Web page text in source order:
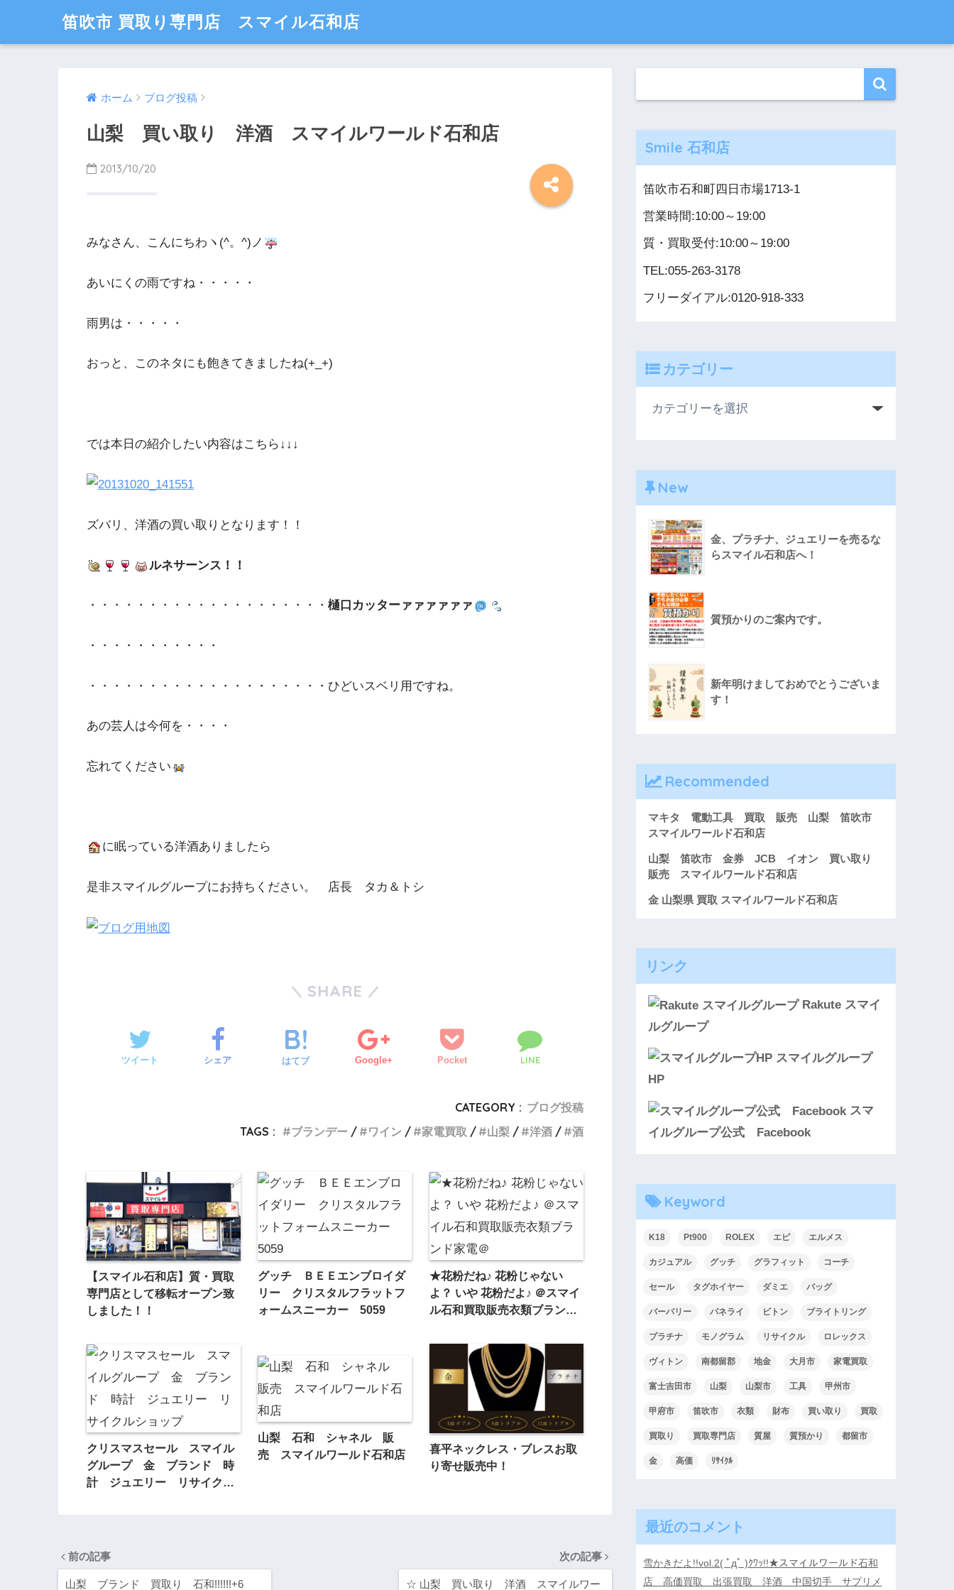
笛吹市 買取り専門店 スマイル石和店
ホーム ブログ投稿
山梨 買い取り 洋酒 スマイルワールド石和店
2013/10/20
みなさん、こんにちわヽ(^。^)ノ
あいにくの雨ですね・・・・・
雨男は・・・・・
おっと、このネタにも飽きてきましたね(+_+)
では本日の紹介したい内容はこちら↓↓↓
ズバリ、洋酒の買い取りとなります！！
ルネサーンス！！
・・・・・・・・・・・・・・・・・・・・ 樋口カッターァァァァァァ
・・・・・・・・・・・
・・・・・・・・・・・・・・・・・・・・ひどいスベリ用ですね。
あの芸人は今何を・・・・
忘れてください
に眠っている洋酒ありましたら
是非スマイルグループにお持ちください。 店長 タカ＆トシ
SHARE
ツイート シェア はてブ Google+ Pocket LINE
CATEGORY : ブログ投稿
TAGS :
ブランデー ワイン 家電買取 山梨 洋酒 酒
【スマイル石和店】質・買取
専門店として移転オープン致
しました！！
グッチ ＢＥＥエンブロイダ
リー クリスタルフラットフ
ォームスニーカー 5059
★花粉だね♪ 花粉じゃない
よ？ いや 花粉だよ♪ ＠スマイ
ル石和買取販売衣類ブランド
クリスマスセール スマイル
グループ 金 ブランド 時
計 ジュエリー リサイクル
山梨 石和 シャネル 販
売 スマイルワールド石和店
喜平ネックレス・ブレスお取
り寄せ販売中！
前の記事
山梨 ブランド 買取り 石和!!!!!!+6
次の記事
☆ 山梨 買い取り 洋酒 スマイルワー
Smile 石和店
笛吹市石和町四日市場1713-1
営業時間:10:00～19:00
質・買取受付:10:00～19:00
TEL:055-263-3178
フリーダイアル:0120-918-333
カテゴリー
New
金、プラチナ、ジュエリーを売るな
らスマイル石和店へ！
質預かりのご案内です。
新年明けましておめでとうございま
す！
Recommended
マキタ 電動工具 買取 販売 山梨 笛吹市
スマイルワールド石和店
山梨 笛吹市 金券 JCB イオン 買い取り
販売 スマイルワールド石和店
金 山梨県 買取 スマイルワールド石和店
リンク
Rakute スマイ
ルグループ
スマイルグループ
HP
スマ
イルグループ公式 Facebook
Keyword
K18 Pt900 ROLEX エピ エルメス
カジュアル グッチ グラフィット コーチ
セール タグホイヤー ダミエ バッグ
バーバリー パネライ ビトン ブライトリング
プラチナ モノグラム リサイクル ロレックス
ヴィトン 南都留郡 地金 大月市 家電買取
富士吉田市 山梨 山梨市 工具 甲州市
甲府市 笛吹市 衣類 財布 買い取り 買取
買取り 買取専門店 質屋 質預かり 都留市
金 高価 ﾘｻｲｸﾙ
最近のコメント
雪かきだよ!!vol.2( ﾟдﾟ )ｸﾜｯ!!★スマイルワールド石和
店 高価買取 出張買取 洋酒 中国切手 サプリメ